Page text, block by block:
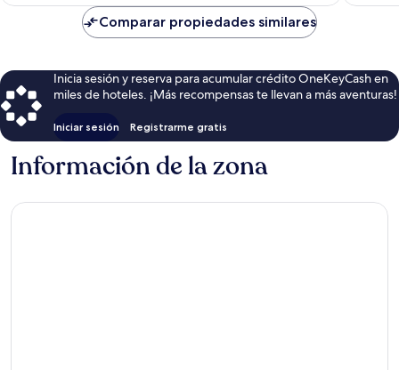
de
$40
Comparar propiedades similares
Inicia sesión y reserva para acumular crédito OneKeyCash en
miles de hoteles. ¡Más recompensas te llevan a más aventuras!
Iniciar sesión Registrarme gratis
Información de la zona